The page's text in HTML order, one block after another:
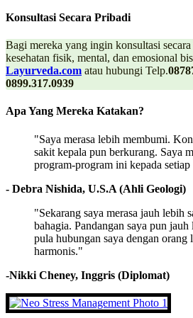
Konsultasi Secara Pribadi
Bagi mereka yang ingin konsultasi
kesehatan fisik, mental, dan emosional
Layurveda.com atau hubungi Telp.
0899.317.0939
Apa Yang Mereka Katakan?
"Saya merasa lebih membumi.
sakit kepala pun berkurang. Saya
program-program ini kepada
- Debra Nishida, U.S.A (Ahli Geologi)
"Sekarang saya merasa jauh lebih
bahagia. Pandangan saya pun
pula hubungan saya dengan orang
harmonis."
-Nikki Cheney, Inggris (Diplomat)